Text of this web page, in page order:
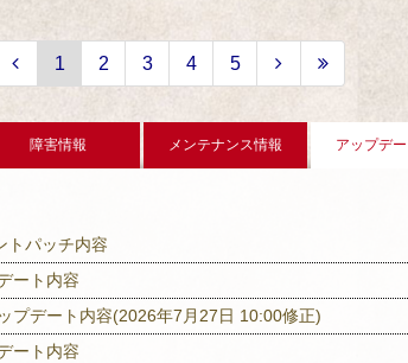
1 2 3 4 5
障害情報 メンテナンス情報 アップデ
トパッチ内容
ート内容
プデート内容(2026年7月27日 10:00修正)
ート内容